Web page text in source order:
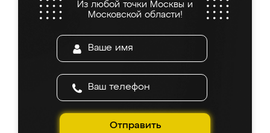
Из любой точки Москвы и
Московской области!
Отправить